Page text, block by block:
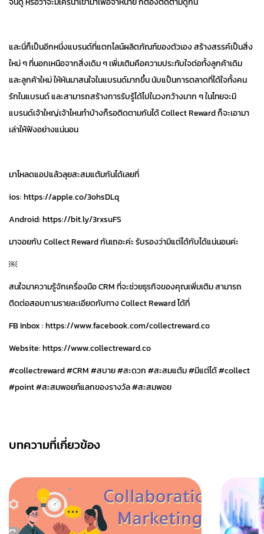
และนี่ก็เป็นอีกหนี่งแบรนด์ที่แตกไลน์ผลิตภัณฑ์ของตัวเอง สร้างสรรค์เป็นสิ่ง
ใหม่ ๆ ที่นอกเหนือจากสิ่งเดิม ๆ เพิ่มเติมคือความประทับใจต่อทั้งลูกค้าเดิม
และลูกค้าใหม่ ให้หันมาสนใจในแบรนด์มากขึ้น นับแป็นการตลาดที่ได้ใจทั้งคน
รักในแบรนด์ และสามารถสร้างการรับรู้ได้ไปในวงกว้างมาก ๆ ในไทยจะมี
แบรนด์เจ้าใหญ่เจ้าไหนทำบ้างก็รอติดตามกันได้ Collect Reward ก็จะเอามา
เล่าให้ฟังอย่างแน่นอน
มาโหลดแอปแล้วลุยสะสมแต้มกันได้เลยที่
ios: https://apple.co/3ohsDLq
Android: https://bit.ly/3rxsuFS
มาจอยกับ Collect Reward กันเถอะค่ะ รับรองว่ามีแต่ได้กับได้แน่นอนค่ะ
￼
สนใจมาความรู้จักเครื่องมือ CRM ที่จะช่วยธุรกิจของคุณเพิ่มเติม สามารถ
ติดต่อสอบถามรายละเอียดกับทาง Collect Reward ได้ที่
FB Inbox : https://www.facebook.com/collectreward.co
Website: https://www.collectreward.co
#collectreward #CRM #สบาย #สะดวก #สะสมแต้ม #มีแต่ได้ #collect
#point #สะสมพอยท์แลกของรางวัล #สะสมพอย
บทความที่เกี่ยวข้อง